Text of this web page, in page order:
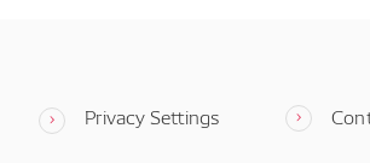
Privacy Settings